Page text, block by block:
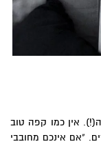
אין כמו קפה טוב
"אם אינכם מחובבי